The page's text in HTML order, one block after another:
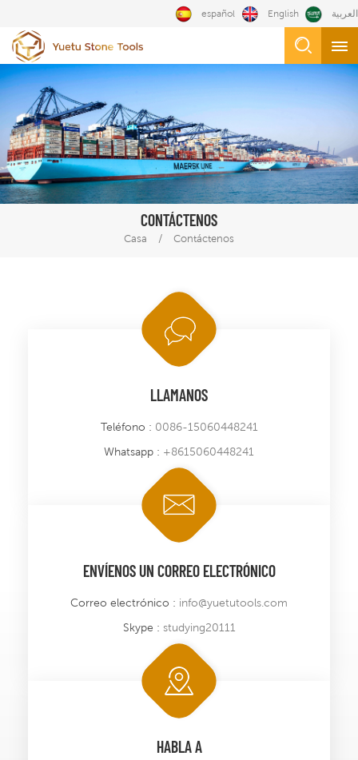
español English العربية
CONTÁCTENOS
Casa / Contáctenos
LLAMANOS
Teléfono : 0086-15060448241
Whatsapp : +8615060448241
ENVÍENOS UN CORREO ELECTRÓNICO
Correo electrónico : info@yuetutools.com
Skype : studying20111
HABLA A